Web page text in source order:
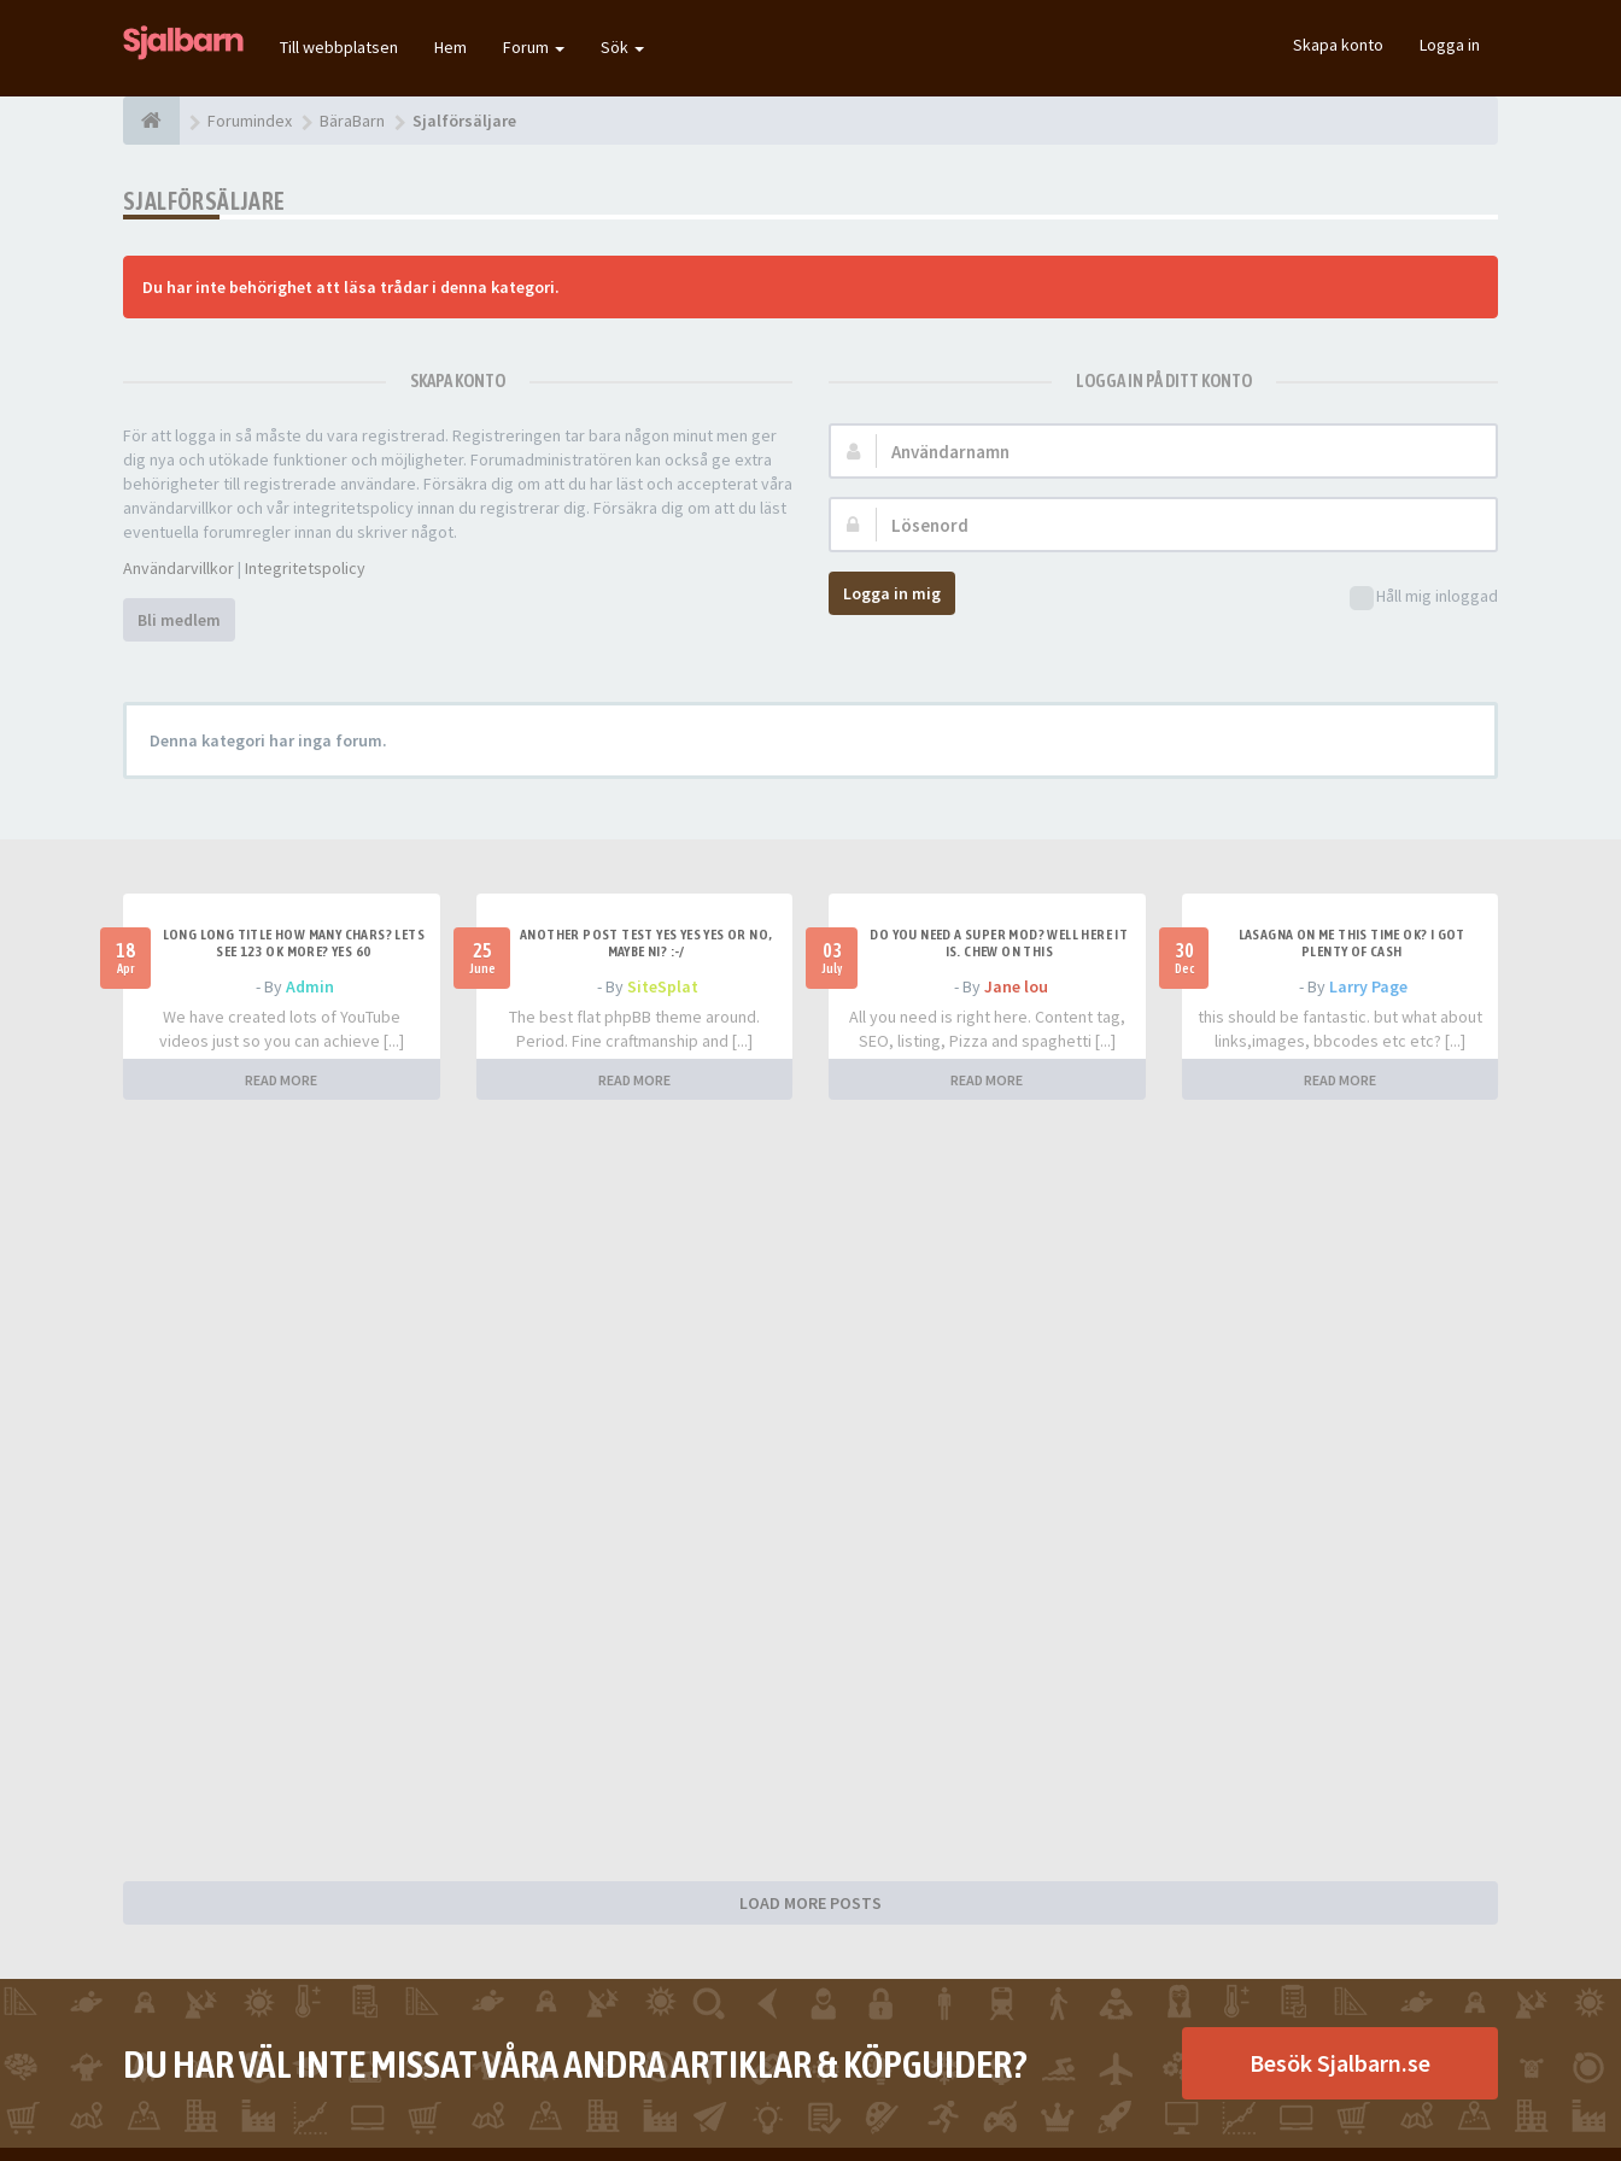
Till webbplatsen Hem Forum Sök Skapa konto Logga in
Forumindex BäraBarn Sjalförsäljare
SJALFÖRSÄLJARE
Du har inte behörighet att läsa trådar i denna kategori.
SKAPA KONTO
För att logga in så måste du vara registrerad. Registreringen tar bara någon minut men ger
dig nya och utökade funktioner och möjligheter. Forumadministratören kan också ge extra
behörigheter till registrerade användare. Försäkra dig om att du har läst och accepterat våra
användarvillkor och vår integritetspolicy innan du registrerar dig. Försäkra dig om att du läst
eventuella forumregler innan du skriver något.
Användarvillkor | Integritetspolicy
Bli medlem
LOGGA IN PÅ DITT KONTO
Användarnamn:
Lösenord:
Håll mig inloggad
Logga in mig
Denna kategori har inga forum.
18
Apr
LONG LONG TITLE HOW MANY CHARS? LETS
SEE 123 OK MORE? YES 60
- ByAdmin
We have created lots of YouTube
videos just so you can achieve [...]
READ MORE
25
June
ANOTHER POST TEST YES YES YES OR NO,
MAYBE NI? :-/
- BySiteSplat
The best flat phpBB theme around.
Period. Fine craftmanship and [...]
READ MORE
03
July
DO YOU NEED A SUPER MOD? WELL HERE IT
IS. CHEW ON THIS
- By Jane lou
All you need is right here. Content tag,
SEO, listing, Pizza and spaghetti [...]
READ MORE
30
Dec
LASAGNA ON ME THIS TIME OK? I GOT
PLENTY OF CASH
- By Larry Page
this should be fantastic. but what about
links,images, bbcodes etc etc? [...]
READ MORE
LOAD MORE POSTS
DU HAR VÄL INTE MISSAT VÅRA ANDRA ARTIKLAR & KÖPGUIDER? Besök Sjalbarn.se